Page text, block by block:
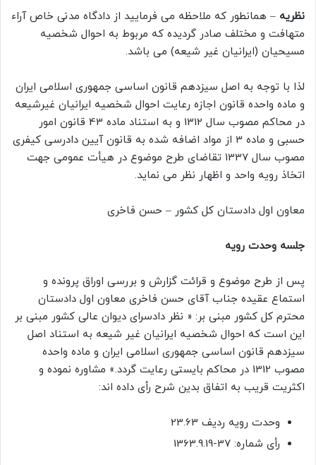
نظریه – همانطور که ملاحظه می فرمایید از دادگاه مدنی خاص آراء
متهافت و مختلف صادر گردیده که مربوط به احوال شخصیه
مسیحیان (ایرانیان غیر شیعه) می باشد.
لذا با توجه به اصل سیزدهم قانون اساسی جمهوری اسلامی ایران
و ماده واحده قانون اجازه رعایت احوال شخصیه ایرانیان غیرشیعه
در محاکم مصوب سال 1312 و به استناد ماده 43 قانون امور
حسبی و ماده 3 از مواد اضافه شده به قانون آیین دادرسی کیفری
مصوب سال 1337 تقاضای طرح موضوع در هیأت عمومی جهت
اتخاذ رویه واحد و اظهار نظر می نماید.
معاون اول دادستان کل کشور – حسن فاخری
جلسه وحدت رویه
پس از طرح موضوع و قرائت گزارش و بررسی اوراق پرونده و
استماع عقیده جناب آقای حسن فاخری معاون اول دادستان
محترم کل کشور مبنی بر: « نظر دادسرای دیوان عالی کشور مبنی بر
این است که احوال شخصیه ایرانیان غیر شیعه به استناد اصل
سیزدهم قانون اساسی جمهوری اسلامی ایران و ماده واحده
مصوب 1312 در محاکم بایستی رعایت گردد.» مشاوره نموده و
اکثریت قریب به اتفاق بدین شرح رأی داده اند:
وحدت رویه ردیف 23.63
رأی شماره: 37-1363.9.19